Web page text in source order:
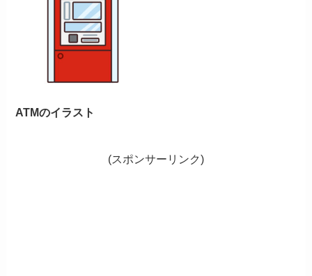
ATMのイラスト
(スポンサーリンク)